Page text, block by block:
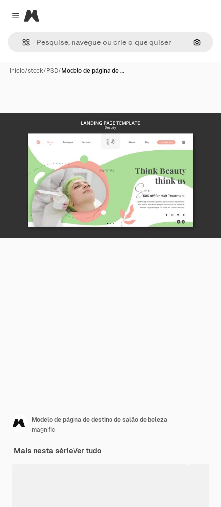
Close menu
Magnific
Início/stock/PSD/Modelo de página de …
Modelo de página de destino de salão de beleza
magnific
Mais nesta sérieVer tudo